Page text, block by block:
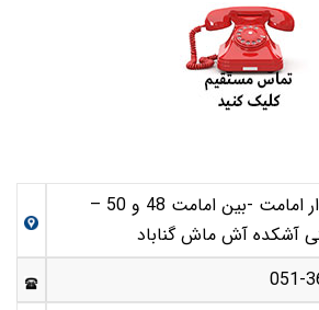
مشهد-بلوار امامت -بین امامت 48 و 50 –
آشکده آش ماش گناباد
051-